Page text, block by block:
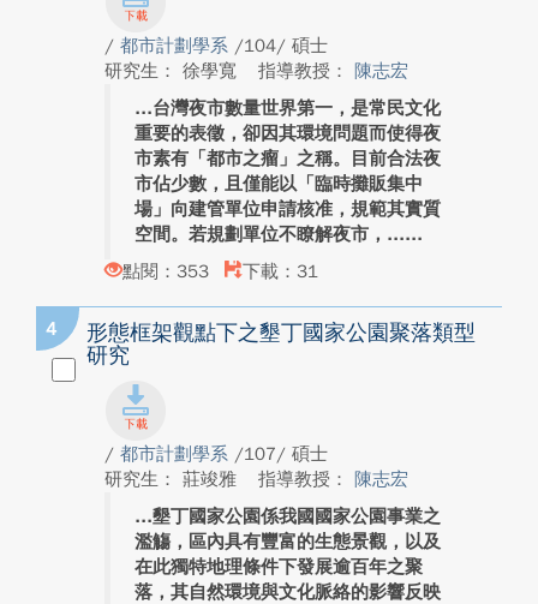
/ 都市計劃學系 /104/ 碩士
研究生： 徐學寬
指導教授： 陳志宏
台灣夜市數量世界第一，是常民文化
重要的表徵，卻因其環境問題而使得夜
市素有「都市之瘤」之稱。目前合法夜
市佔少數，且僅能以「臨時攤販集中
場」向建管單位申請核准，規範其實質
空間。若規劃單位不瞭解夜市，...
點閱：353
下載：31
4
形態框架觀點下之墾丁國家公園聚落類型
研究
/ 都市計劃學系 /107/ 碩士
研究生： 莊竣雅
指導教授： 陳志宏
墾丁國家公園係我國國家公園事業之
濫觴，區內具有豐富的生態景觀，以及
在此獨特地理條件下發展逾百年之聚
落，其自然環境與文化脈絡的影響反映